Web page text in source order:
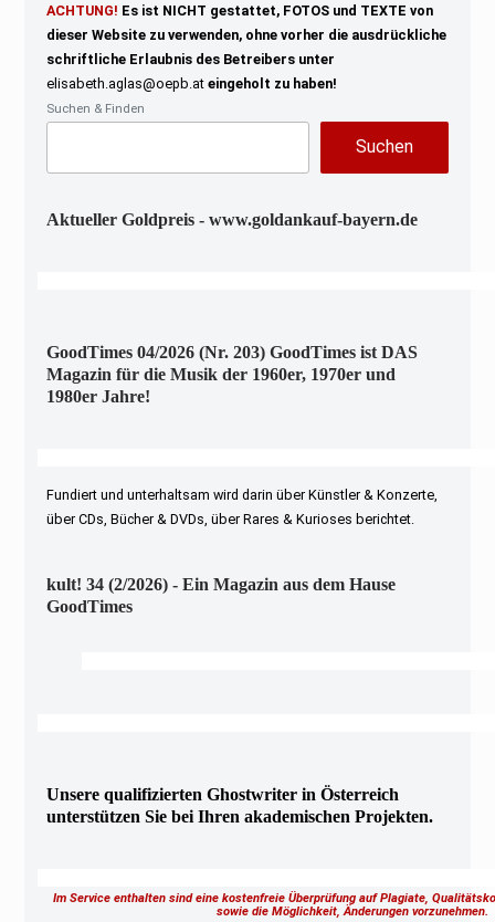
ACHTUNG! Es ist NICHT gestattet, FOTOS und TEXTE von
dieser Website zu verwenden, ohne vorher die ausdrückliche
schriftliche Erlaubnis des Betreibers unter
elisabeth.aglas@oepb.at eingeholt zu haben!
Suchen & Finden
Suchen
Aktueller Goldpreis - www.goldankauf-bayern.de
GoodTimes 04/2026 (Nr. 203) GoodTimes ist DAS
Magazin für die Musik der 1960er, 1970er und
1980er Jahre!
Fundiert und unterhaltsam wird darin über Künstler & Konzerte,
über CDs, Bücher & DVDs, über Rares & Kurioses berichtet.
kult! 34 (2/2026) - Ein Magazin aus dem Hause
GoodTimes
Unsere qualifizierten Ghostwriter in Österreich
unterstützen Sie bei Ihren akademischen Projekten.
Im Service enthalten sind eine kostenfreie Überprüfung auf Plagiate,
sowie die Möglichkeit, Änderungen vorzunehmen.